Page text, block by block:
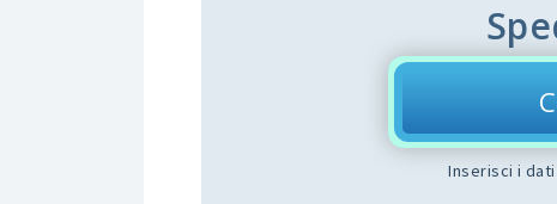
Inserisci i